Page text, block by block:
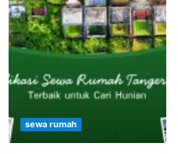
sewa rumah